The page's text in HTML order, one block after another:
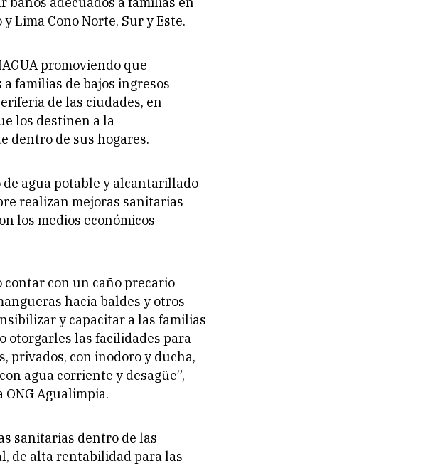
Lima Cono Norte, Sur y Este.
promoviendo que
familias de bajos ingresos
de las ciudades, en
los destinen a la
dentro de sus hogares.
agua potable y alcantarillado
realizan mejoras sanitarias
los medios económicos
contar con un caño precario
hacia baldes y otros
y capacitar a las familias
otorgarles las facilidades para
privados, con inodoro y ducha,
agua corriente y desagüe”,
Agualimpia.
sanitarias dentro de las
de alta rentabilidad para las